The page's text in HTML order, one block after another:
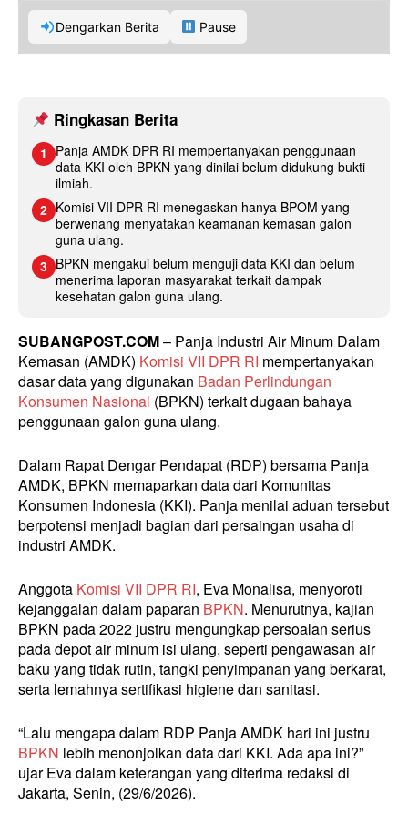
Dengarkan Berita Pause
Ringkasan Berita
1 Panja AMDK DPR RI mempertanyakan penggunaan
data KKI oleh BPKN yang dinilai belum didukung bukti
ilmiah.
2 Komisi VII DPR RI menegaskan hanya BPOM yang
berwenang menyatakan keamanan kemasan galon
guna ulang.
3 BPKN mengakui belum menguji data KKI dan belum
menerima laporan masyarakat terkait dampak
kesehatan galon guna ulang.
SUBANGPOST.COM– Panja Industri Air Minum Dalam
Kemasan (AMDK) Komisi VII DPR RI mempertanyakan
dasar data yang digunakan Badan Perlindungan
Konsumen Nasional (BPKN) terkait dugaan bahaya
penggunaan galon guna ulang.
Dalam Rapat Dengar Pendapat (RDP) bersama Panja
AMDK, BPKN memaparkan data dari Komunitas
Konsumen Indonesia (KKI). Panja menilai aduan tersebut
berpotensi menjadi bagian dari persaingan usaha di
industri AMDK.
Anggota Komisi VII DPR RI, Eva Monalisa, menyoroti
kejanggalan dalam paparan BPKN. Menurutnya, kajian
BPKN pada 2022 justru mengungkap persoalan serius
pada depot air minum isi ulang, seperti pengawasan air
baku yang tidak rutin, tangki penyimpanan yang berkarat,
serta lemahnya sertifikasi higiene dan sanitasi.
“Lalu mengapa dalam RDP Panja AMDK hari ini justru
BPKN lebih menonjolkan data dari KKI. Ada apa ini?”
ujar Eva dalam keterangan yang diterima redaksi di
Jakarta, Senin, (29/6/2026).